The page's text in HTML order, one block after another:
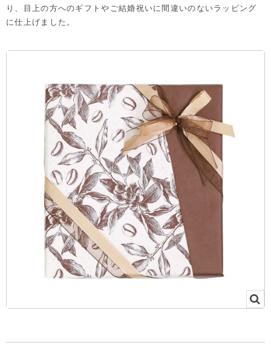
り、目上の方へのギフトやご結婚祝いに間違いのないラッピング
に仕上げました。